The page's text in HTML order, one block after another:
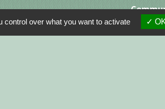
1 rue
22100
over what you want to activate